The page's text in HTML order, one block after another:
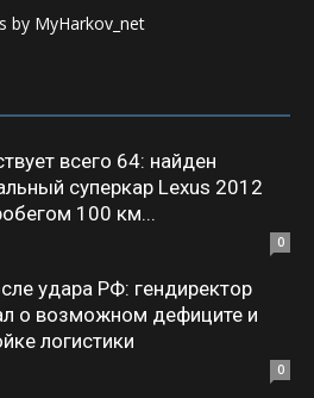
by MyHarkov_net
всего 64: найден
суперкар Lexus 2012
100 км...
0
удара РФ: гендиректор
о возможном дефиците и
логистики
0